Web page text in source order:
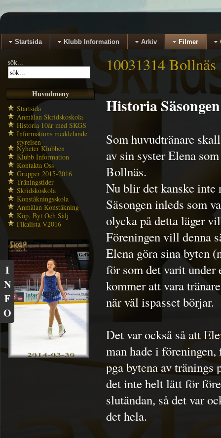
Startsida Klubb Information Arkiv Filmer
sök...
Huvudmeny
Startsida
Anmälan Skridskoskola
Historia 10år med SKGS
Informations meddelande
styrelsen
Nyheter Klubben
Klubb Information
Kontakta Oss
Grupper 2015-2016
Träningstider
Skridskoskola
Konståkningsskola
Anmälan Konståkning
Köp, Byt Och Sälj
Fikalista V2016
10031314 Bollnäs
Historia
Som huvudtränare
av sin syster Elena
Bollnäs.
Nu blir det kanske
Säsongen inleds som
olycka på detta läger
Föreningen vill denna
Elena göra sina byten
för som det varit under
kommer att vara
när väl ispasset börjar.
Det var också så att
man hade i
pga bytena av tränings
det inte helt lätt för
slutändan, så det var
det hela.
I
N
F
O